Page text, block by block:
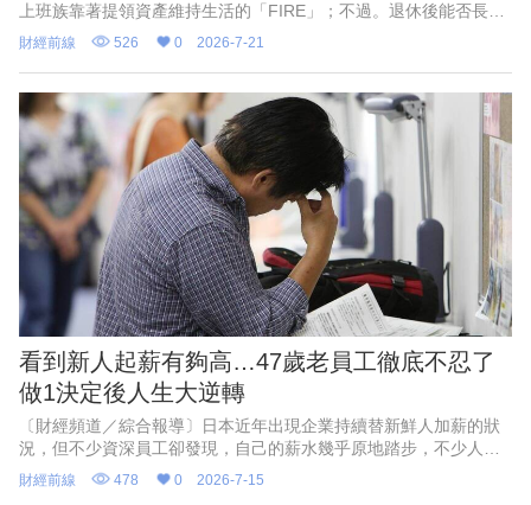
上班族靠著提領資產維持生活的「FIRE」；不過。退休後能否長期
生活，不只取決於資產多寡，房租、稅金與社會保險費也會大幅影
響支出。
財經前線 526 0 2026-7-21
看到新人起薪有夠高…47歲老員工徹底不忍了
做1決定後人生大逆轉
〔財經頻道／綜合報導〕日本近年出現企業持續替新鮮人加薪的狀
況，但不少資深員工卻發現，自己的薪水幾乎原地踏步，不少人都
對這種不合理的情況感到不滿。日媒分享，一名47歲、歷經日本
「就業冰河期」的上班族，看
財經前線 478 0 2026-7-15